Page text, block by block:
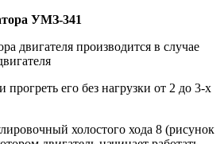
УМЗ-341
двигателя производится в случае
прогреть его без нагрузки от 2 до 3-х
холостого хода 8 (рисунок